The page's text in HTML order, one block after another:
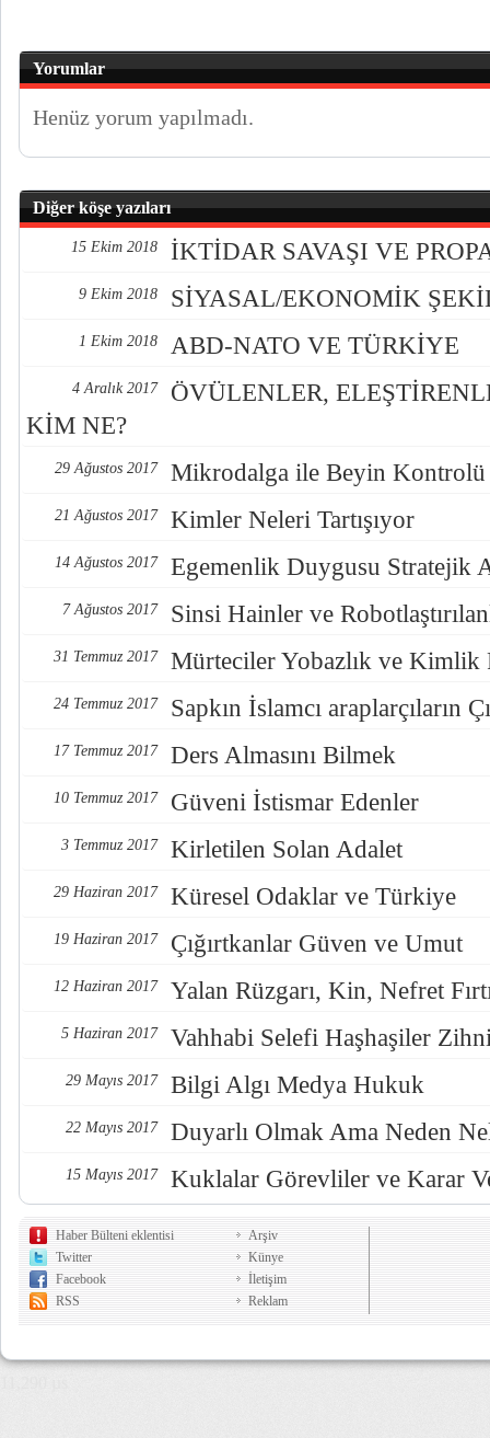
Yorumlar
Henüz yorum yapılmadı.
Diğer köşe yazıları
15 Ekim 2018 İKTİDAR SAVAŞI VE
9 Ekim 2018 SİYASAL/EKONOMİK
1 Ekim 2018 ABD-NATO VE TÜRKİYE
4 Aralık 2017
ÖVÜLENLER,
KİM NE?
29 Ağustos 2017 Mikrodalga ile Beyin Kontrolü
21 Ağustos 2017 Kimler Neleri Tartışıyor
14 Ağustos 2017 Egemenlik Duygusu Stratejik
7 Ağustos 2017 Sinsi Hainler ve
31 Temmuz 2017 Mürteciler Yobazlık ve Kimlik
24 Temmuz 2017 Sapkın İslamcı araplarçıların
17 Temmuz 2017 Ders Almasını Bilmek
10 Temmuz 2017 Güveni İstismar Edenler
3 Temmuz 2017 Kirletilen Solan Adalet
29 Haziran 2017 Küresel Odaklar ve Türkiye
19 Haziran 2017 Çığırtkanlar Güven ve Umut
12 Haziran 2017 Yalan Rüzgarı, Kin, Nefret
5 Haziran 2017 Vahhabi Selefi Haşhaşiler
29 Mayıs 2017 Bilgi Algı Medya Hukuk
22 Mayıs 2017 Duyarlı Olmak Ama Neden
15 Mayıs 2017 Kuklalar Görevliler ve Karar
Haber Bülteni eklentisi
Twitter
Facebook
RSS
Arşiv
Künye
İletişim
Reklam